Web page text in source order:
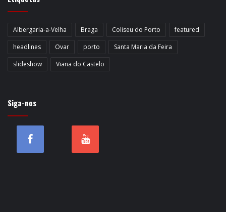
Albergaria-a-Velha Braga Coliseu do Porto
featured
headlines
Ovar porto
Santa Maria da Feira
slideshow
Viana do Castelo
Siga-nos